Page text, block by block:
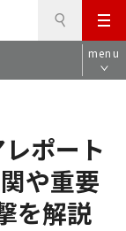
メ
ニ
ュ
menu
ポート
や重要
を解説